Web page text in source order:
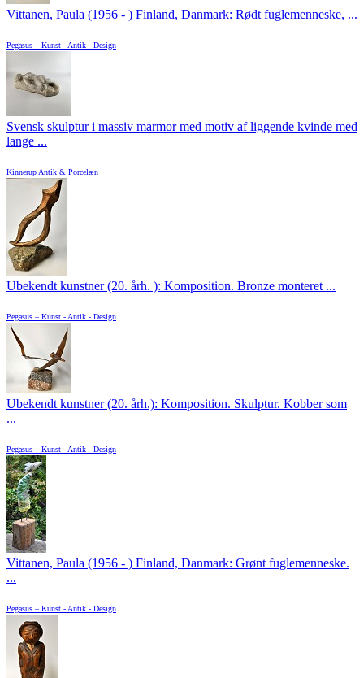
Vittanen, Paula (1956 - ) Finland, Danmark: Rødt fuglemenneske, ...
Pegasus – Kunst - Antik - Design
Svensk skulptur i massiv marmor med motiv af liggende kvinde med
lange ...
Kinnerup Antik & Porcelæn
Ubekendt kunstner (20. årh. ): Komposition. Bronze monteret ...
Pegasus – Kunst - Antik - Design
Ubekendt kunstner (20. årh.): Komposition. Skulptur. Kobber som
...
Pegasus – Kunst - Antik - Design
Vittanen, Paula (1956 - ) Finland, Danmark: Grønt fuglemenneske.
...
Pegasus – Kunst - Antik - Design